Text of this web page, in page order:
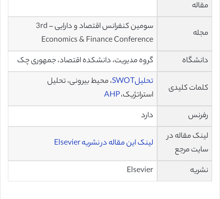
مقاله
مجله
سومین کنفرانس اقتصاد و دارایی – 3rd
Economics & Finance Conference
دانشگاه
گروه مدیریت، دانشکده اقتصاد، جمهوری چک
کلمات کلیدی
تحلیلSWOT
، محیط بیرونی، تحلیل
استراتژیک،AHP
رفرنس
دارد
لینک مقاله در
سایت مرجع
لینک این مقاله در نشریه Elsevier
نشریه Elsevier